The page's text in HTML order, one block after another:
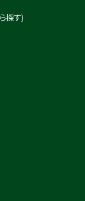
探す)